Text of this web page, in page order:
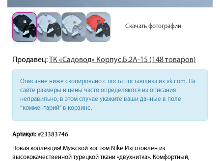
Скачать фотографии
Продавец:ТК «Садовод» Корпус.Б.2А-15 (148 товаров)
Описание ниже скопировано с поста поставщика из vk.com. На
сайте размеры и цены часто определяются из описания
неправильно, в этом случае укажите ваши данные в поле
“комментарий” в корзине.
Артикул: #23383746
Новая коллекция! Мужской костюм Nike Изготовлен из
высококачественной турецкой ткани «двухнитка». Комфортный,